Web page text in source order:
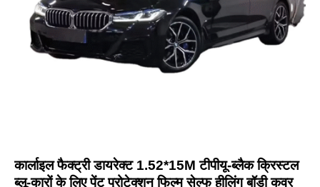
कार्लाइल फैक्ट्री डायरेक्ट 1.52*15M टीपीयू-ब्लैक क्रिस्टल
ब्लू-कारों के लिए पेंट प्रोटेक्शन फिल्म सेल्फ हीलिंग बॉडी कवर